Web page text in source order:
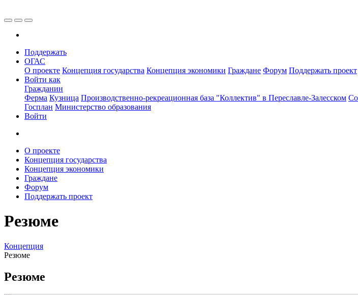
Поддержать
ОГАС
О проекте Концепция государства Концепция экономики Граждане Форум Поддержать проект
Войти как
Гражданин
Ферма Кузница Производственно-рекреационная база "Коллектив" в Переславле-Залесском
Госплан Министерство образования
Войти
О проекте
Концепция государства
Концепция экономики
Граждане
Форум
Поддержать проект
Резюме
Концепция
Резюме
Резюме